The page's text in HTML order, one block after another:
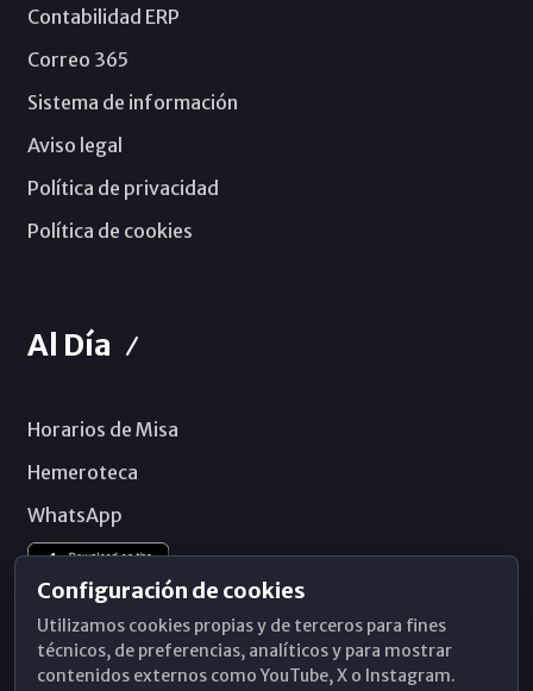
Contabilidad ERP
Correo 365
Sistema de información
Aviso legal
Política de privacidad
Política de cookies
Al Día
Horarios de Misa
Hemeroteca
WhatsApp
Configuración de cookies
Utilizamos cookies propias y de terceros para fines
técnicos, de preferencias, analíticos y para mostrar
contenidos externos como YouTube, X o Instagram.